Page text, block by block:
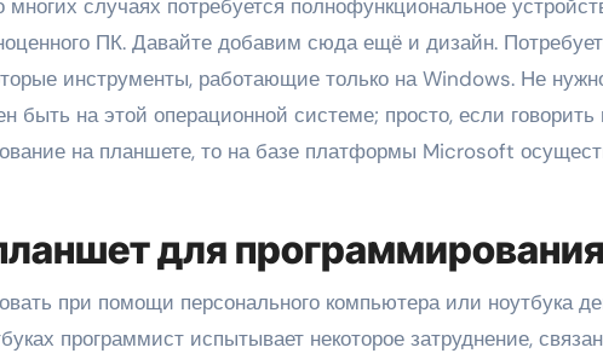
случаях потребуется полнофункциональное
ПК. Давайте добавим сюда ещё и дизайн.
инструменты, работающие только на Windows. Не
быть на этой операционной системе; просто, если говорить
на планшете, то на базе платформы Microsoft
для
при помощи персонального компьютера или ноутбука
программист испытывает некоторое затруднение,